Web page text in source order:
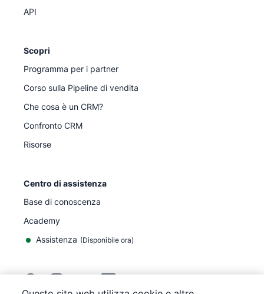
API
Scopri
Programma per i partner
Corso sulla Pipeline di vendita
Che cosa è un CRM?
Confronto CRM
Risorse
Centro di assistenza
Base di conoscenza
Academy
Assistenza (Disponibile ora)